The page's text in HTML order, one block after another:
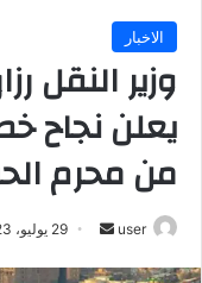
الاخبار
وزير النقل
يعلن نجاح
من محرم
user
أرسل 29 يوليو، 2023